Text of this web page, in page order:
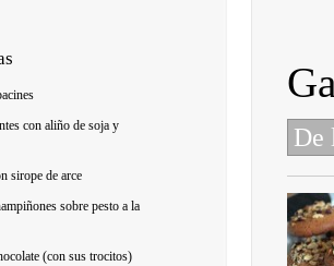
con aliño de soja y
sirope de arce
sobre pesto a la
(con sus trocitos)
De